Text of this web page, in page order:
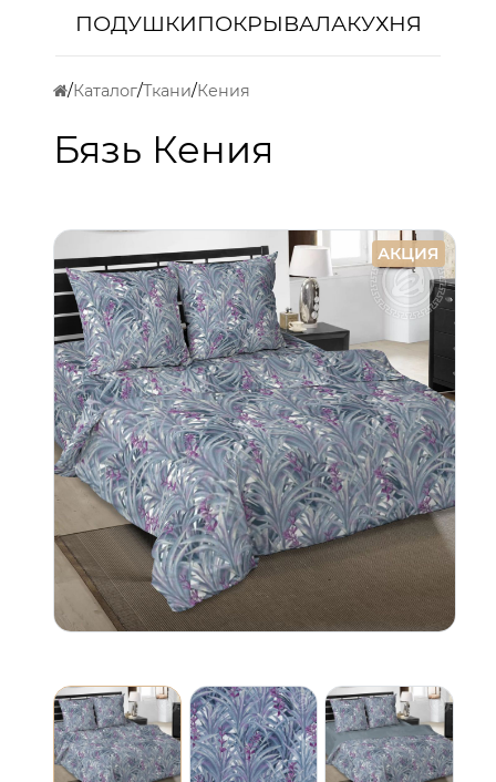
ПОДУШКИПОКРЫВАЛАКУХНЯ
Каталог Ткани Кения
Бязь Кения
АКЦИЯ